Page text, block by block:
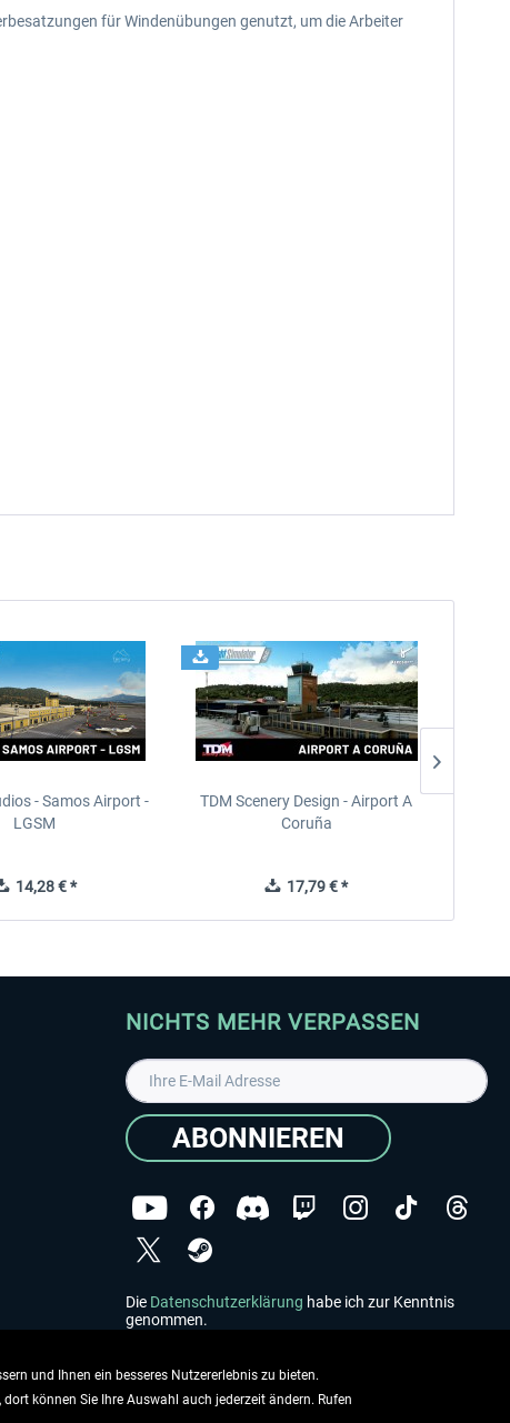
für Windenübungen genutzt, um die Arbeiter
- Samos Airport -
LGSM
14,28 € *
TDM Scenery Design - Airport A
Coruña
17,79 € *
NICHTS MEHR VERPASSEN
ABONNIEREN
Die Datenschutzerklärung habe ich zur Kenntnis
genommen.
und Ihnen ein besseres Nutzererlebnis zu bieten.
können Sie Ihre Auswahl auch jederzeit ändern. Rufen